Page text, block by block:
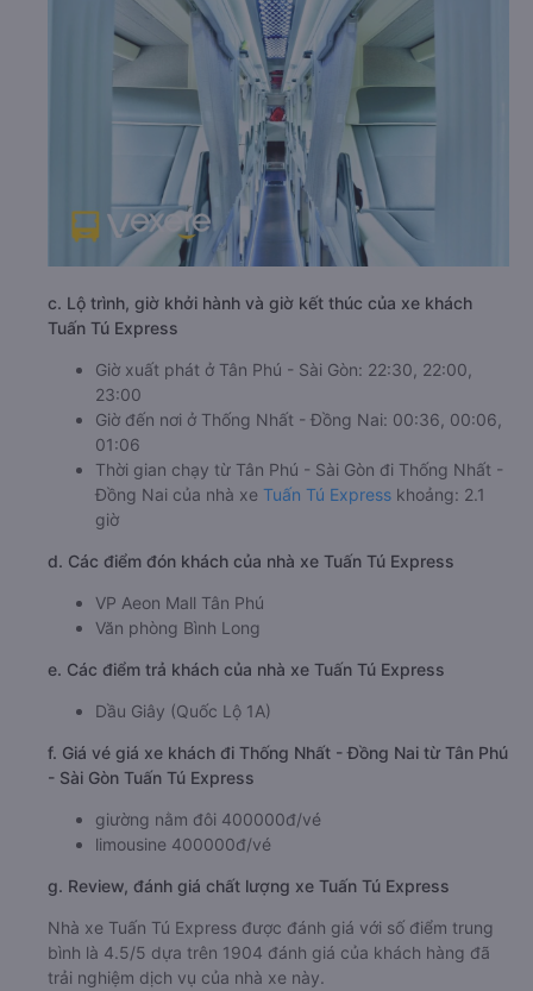
c. Lộ trình, giờ khởi hành và giờ kết thúc của xe khách
Tuấn Tú Express
Giờ xuất phát ở Tân Phú - Sài Gòn: 22:30, 22:00,
23:00
Giờ đến nơi ở Thống Nhất - Đồng Nai: 00:36, 00:06,
01:06
Thời gian chạy từ Tân Phú - Sài Gòn đi Thống Nhất -
Đồng Nai của nhà xe Tuấn Tú Express khoảng: 2.1
giờ
d. Các điểm đón khách của nhà xe Tuấn Tú Express
VP Aeon Mall Tân Phú
Văn phòng Bình Long
e. Các điểm trả khách của nhà xe Tuấn Tú Express
Dầu Giây (Quốc Lộ 1A)
f. Giá vé giá xe khách đi Thống Nhất - Đồng Nai từ Tân Phú
- Sài Gòn Tuấn Tú Express
giường nằm đôi 400000đ/vé
limousine 400000đ/vé
g. Review, đánh giá chất lượng xe Tuấn Tú Express
Nhà xe Tuấn Tú Express được đánh giá với số điểm trung
bình là 4.5/5 dựa trên 1904 đánh giá của khách hàng đã
trải nghiệm dịch vụ của nhà xe này.